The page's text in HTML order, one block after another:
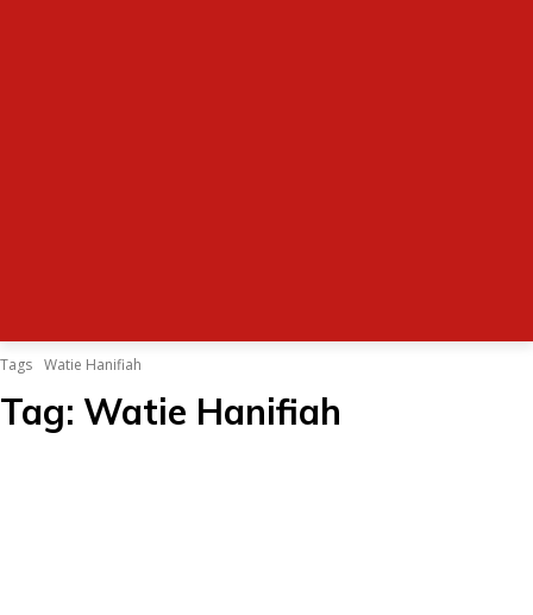
Tags Watie Hanifiah
Tag: Watie Hanifiah